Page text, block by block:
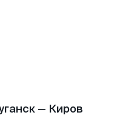
— Киров